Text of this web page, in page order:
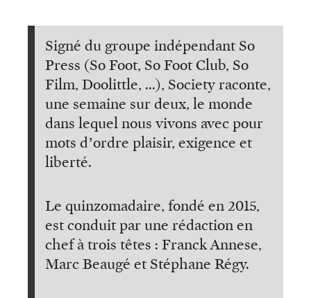
Signé du groupe indépendant So
Press (So Foot, So Foot Club, So
Film, Doolittle, ...), Society raconte,
une semaine sur deux, le monde
dans lequel nous vivons avec pour
mots d’ordre plaisir, exigence et
liberté.
Le quinzomadaire, fondé en 2015,
est conduit par une rédaction en
chef à trois têtes : Franck Annese,
Marc Beaugé et Stéphane Régy.